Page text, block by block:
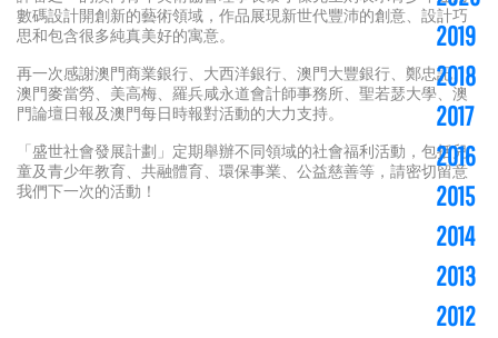
數碼設計開創新的藝術領域，作品展現新世代豐沛的創意、設計巧
思和包含很多純真美好的寓意。
再一次感謝澳門商業銀行、大西洋銀行、澳門大豐銀行、鄭忠記、
澳門麥當勞、美高梅、羅兵咸永道會計師事務所、聖若瑟大學、澳
門論壇日報及澳門每日時報對活動的大力支持。
「盛世社會發展計劃」定期舉辦不同領域的社會福利活動，包括兒
童及青少年教育、共融體育、環保事業、公益慈善等，請密切留意
我們下一次的活動！
2019
2018
2017
2016
2015
2014
2013
2012